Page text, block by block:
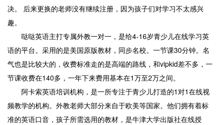
决。 后来更换的老师没有继续注册，因为孩子们对学习不太感兴
趣。
哒哒英语主打专属外教一对一，是给4-16岁青少儿在线学习英
语的平台。采用的是美国原版教材，同步名校。一节课30分钟。名
气也是比较大的，收费标准走的是高端的路线，和vipkid差不多，一
节课收费在140多，一年下来费用基本在1万至2万之间。
阿卡索英语培训机构，是一所专注于青少儿打造的1对1在线视
频教学的机构。外教老师大部分来自于欧美等国家。他们拥有着标
准的英语口音，孩子所需选用的教材，是牛津大学出版社在线授